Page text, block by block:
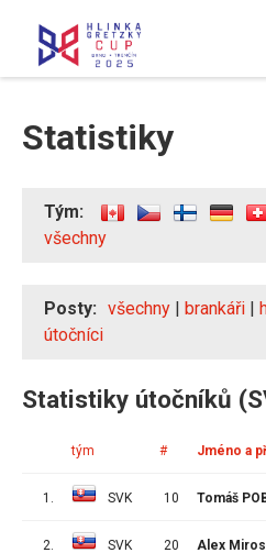
Statistiky
Tým:
všechny
Posty: všechny | brankáři |
útočníci
Statistiky útočníků
tým # Jméno a
1. SVK 10 Tomáš
2. SVK 20 Alex